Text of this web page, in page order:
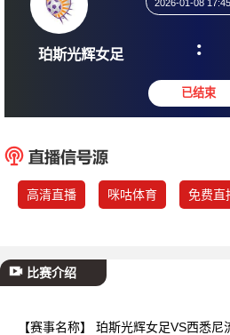
珀斯光辉女足
2026-
高清直播 咪咕体育 免费直
比赛介绍
【赛事名称】 珀斯光辉女足VS西悉尼